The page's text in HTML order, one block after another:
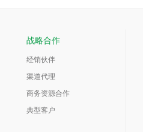
战略合作
经销伙伴
渠道代理
商务资源合作
典型客户